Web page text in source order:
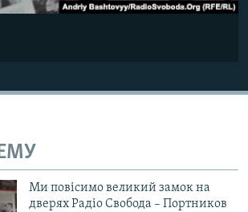
Ми повісимо великий замок на
дверях Радіо Свобода – Портников